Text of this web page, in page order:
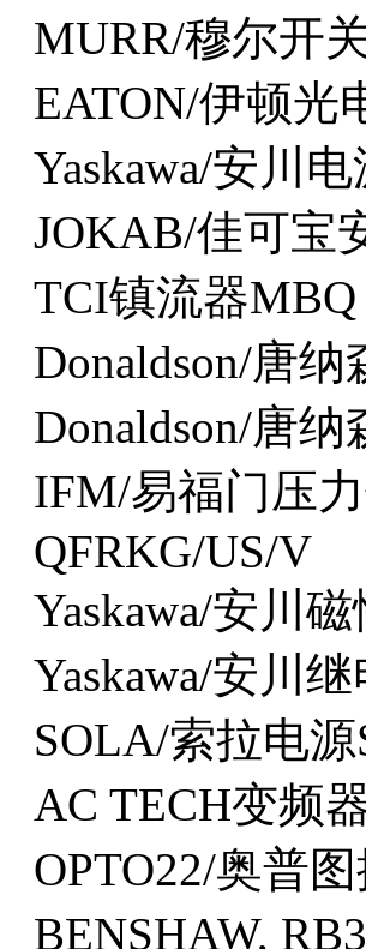
MURR/穆尔开
EATON/伊顿光
Yaskawa/安川
JOKAB/佳可宝
TCI镇流器MBQ
Donaldson/唐纳
Donaldson/唐纳
IFM/易福门压
QFRKG/US/V
Yaskawa/安川
Yaskawa/安川
SOLA/索拉电源
AC TECH变频
OPTO22/奥普
BENSHAW,